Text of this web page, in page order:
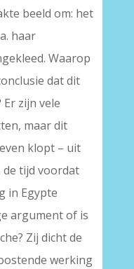
beeld om: het
haar
Waarop
dat dit
zijn vele
maar dit
klopt – uit
de tijd voordat
in Egypte
argument of is
Zij dicht de
werking